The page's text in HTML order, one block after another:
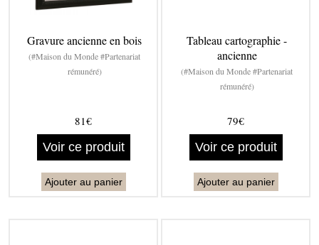
Gravure ancienne en bois
(#Maison du Monde #Partenariat
rémunéré)
81€
Voir ce produit
Ajouter au panier
Tableau cartographie -
ancienne
(#Maison du Monde #Partenariat
rémunéré)
79€
Voir ce produit
Ajouter au panier